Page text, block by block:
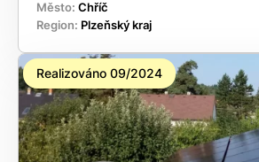
Město: Chříč
Region: Plzeňský kraj
Realizováno 09/2024